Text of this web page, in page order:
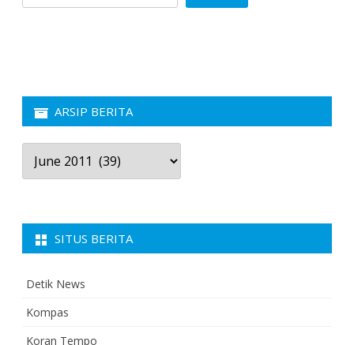
ARSIP BERITA
Arsip
Berita
SITUS BERITA
Detik News
Kompas
Koran Tempo